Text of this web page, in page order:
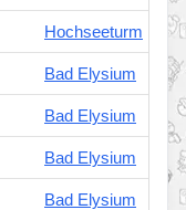
Hochseeturm
Bad Elysium
Bad Elysium
Bad Elysium
Bad Elysium